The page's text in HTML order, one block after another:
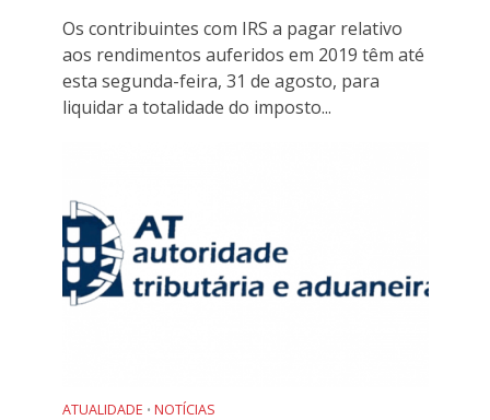
Os contribuintes com IRS a pagar relativo
aos rendimentos auferidos em 2019 têm até
esta segunda-feira, 31 de agosto, para
liquidar a totalidade do imposto...
ATUALIDADE • NOTÍCIAS